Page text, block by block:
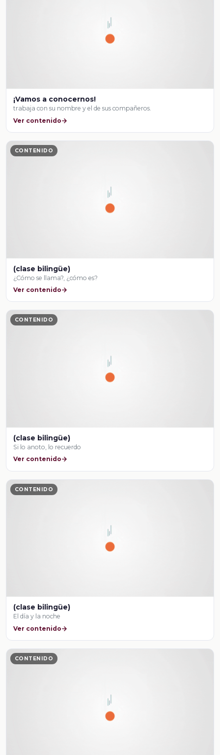
¡Vamos a conocernos!
trabaja con su nombre y el de sus compañeros.
Ver contenido
CONTENIDO
(clase bilingüe)
¿Cómo se llama?, ¿cómo es?
Ver contenido
CONTENIDO
(clase bilingüe)
Si lo anoto, lo recuerdo
Ver contenido
CONTENIDO
(clase bilingüe)
El día y la noche
Ver contenido
CONTENIDO